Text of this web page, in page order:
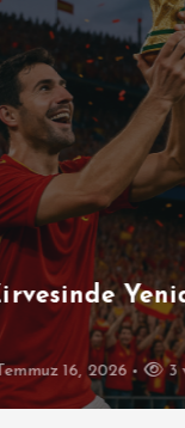
16, 2026 3